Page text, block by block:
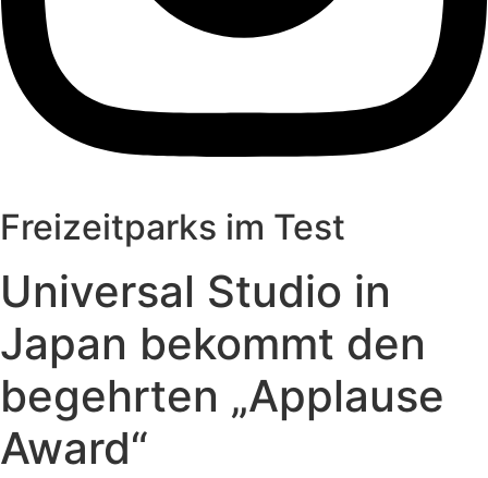
Freizeitparks im Test
Universal Studio in
Japan bekommt den
begehrten „Applause
Award“